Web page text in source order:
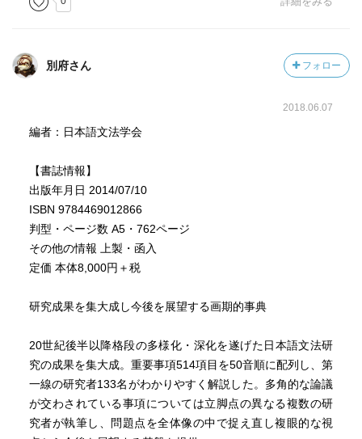
別府さん フォロー
2018.06.07
編者：日本語文法学会
【書誌情報】
出版年月日 2014/07/10
ISBN 9784469012866
判型・ページ数 A5・762ページ
その他の情報 上製・函入
定価 本体8,000円＋税
研究成果を集大成し今後を展望する画期的事典
20世紀後半以降格段の多様化・深化を遂げた日本語文法研
究の成果を集大成。重要事項514項目を50音順に配列し、第
一線の研究者133名がわかりやすく解説した。多角的な論議
が交わされている事項については立脚点の異なる複数の研
究者が執筆し、問題点を全体像の中で捉え直し複眼的な視